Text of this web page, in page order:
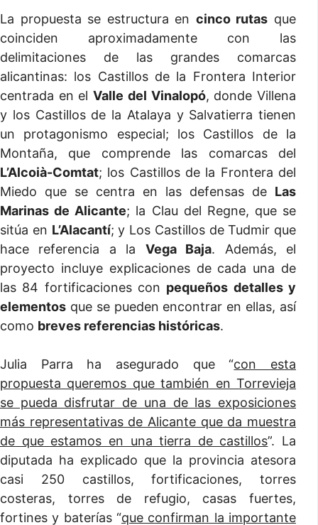
La propuesta se estructura en cinco rutas que
coinciden aproximadamente con las
delimitaciones de las grandes comarcas
alicantinas: los Castillos de la Frontera Interior
centrada en elValle del Vinalopó, donde Villena
y los Castillos de la Atalaya y Salvatierra tienen
un protagonismo especial; los Castillos de la
Montaña, que comprende las comarcas del
L’Alcoià-Comtat; los Castillos de la Frontera del
Miedo que se centra en las defensas de Las
Marinas de Alicante; la Clau del Regne, que se
sitúa en L’Alacantí; y Los Castillos de Tudmir que
hace referencia a la Vega Baja. Además, el
proyecto incluye explicaciones de cada una de
las 84 fortificaciones con pequeños detalles y
elementos que se pueden encontrar en ellas, así
como breves referencias históricas.
Julia Parra ha asegurado que “con esta
propuesta queremos que también en Torrevieja
se pueda disfrutar de una de las exposiciones
más representativas de Alicante que da muestra
de que estamos en una tierra de castillos”. La
diputada ha explicado que la provincia atesora
casi 250 castillos, fortificaciones, torres
costeras, torres de refugio, casas fuertes,
fortines y baterías “que confirman la importante